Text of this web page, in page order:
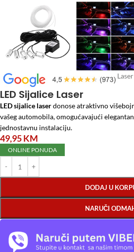
Početna/Auto program LED Sijalice Laser
LED Sijalice Laser
LED sijalice laserdonose atraktivno
vašeg automobila, omogućavajući
jednostavnu instalaciju.
49,95KM
ONLINE PONUDA
DODAJ U
NARUČI